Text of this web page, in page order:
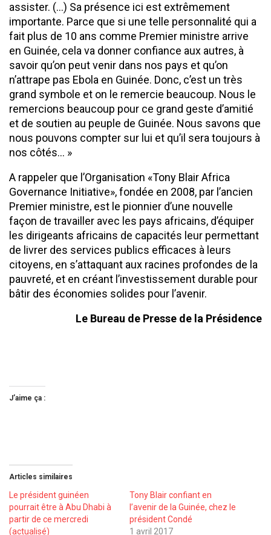
assister. (…) Sa présence ici est extrêmement
importante. Parce que si une telle personnalité qui a
fait plus de 10 ans comme Premier ministre arrive
en Guinée, cela va donner confiance aux autres, à
savoir qu’on peut venir dans nos pays et qu’on
n’attrape pas Ebola en Guinée. Donc, c’est un très
grand symbole et on le remercie beaucoup. Nous le
remercions beaucoup pour ce grand geste d’amitié
et de soutien au peuple de Guinée. Nous savons que
nous pouvons compter sur lui et qu’il sera toujours à
nos côtés… »
A rappeler que l’Organisation «Tony Blair Africa
Governance Initiative», fondée en 2008, par l’ancien
Premier ministre, est le pionnier d’une nouvelle
façon de travailler avec les pays africains, d’équiper
les dirigeants africains de capacités leur permettant
de livrer des services publics efficaces à leurs
citoyens, en s’attaquant aux racines profondes de la
pauvreté, et en créant l’investissement durable pour
bâtir des économies solides pour l’avenir.
Le Bureau de Presse de la Présidence
J’aime ça :
Articles similaires
Le président guinéen
pourrait être à Abu Dhabi à
partir de ce mercredi
(actualisé)
Tony Blair confiant en
l’avenir de la Guinée, chez le
président Condé
1 avril 2017